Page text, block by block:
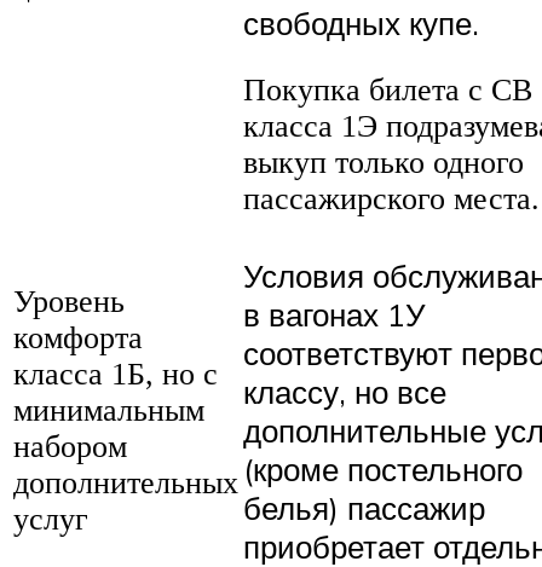
свободных купе.
Покупка билета с СВ
класса 1Э
выкуп только одного
пассажирского места.
Уровень
комфорта
класса 1Б, но с
минимальным
набором
дополнительных
услуг
Условия
в вагонах 1У
соответствуют
классу, но все
дополнительные
(кроме постельного
белья) пассажир
приобретает